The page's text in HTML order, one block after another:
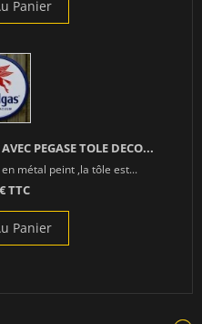
Panier
PEGASE TOLE DECO...
métal peint ,la tôle est...
TTC
Panier